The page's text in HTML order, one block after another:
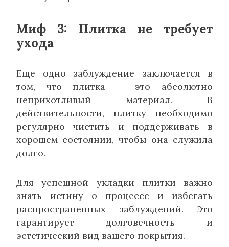
Миф 3: Плитка не требует
ухода
Еще одно заблуждение заключается в
том, что плитка — это абсолютно
неприхотливый материал. В
действительности, плитку необходимо
регулярно чистить и поддерживать в
хорошем состоянии, чтобы она служила
долго.
Для успешной укладки плитки важно
знать истину о процессе и избегать
распространенных заблуждений. Это
гарантирует долговечность и
эстетический вид вашего покрытия.